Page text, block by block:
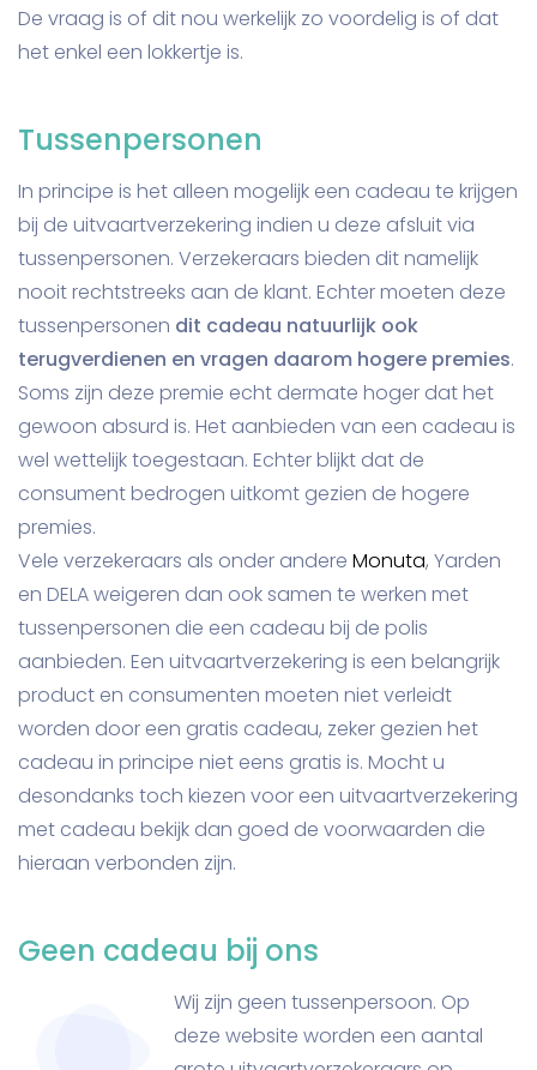
De vraag is of dit nou werkelijk zo voordelig is of dat
het enkel een lokkertje is.
Tussenpersonen
In principe is het alleen mogelijk een cadeau te krijgen
bij de uitvaartverzekering indien u deze afsluit via
tussenpersonen. Verzekeraars bieden dit namelijk
nooit rechtstreeks aan de klant. Echter moeten deze
tussenpersonen dit cadeau natuurlijk ook
terugverdienen en vragen daarom hogere premies.
Soms zijn deze premie echt dermate hoger dat het
gewoon absurd is. Het aanbieden van een cadeau is
wel wettelijk toegestaan. Echter blijkt dat de
consument bedrogen uitkomt gezien de hogere
premies.
Vele verzekeraars als onder andere Monuta, Yarden
en DELA weigeren dan ook samen te werken met
tussenpersonen die een cadeau bij de polis
aanbieden. Een uitvaartverzekering is een belangrijk
product en consumenten moeten niet verleidt
worden door een gratis cadeau, zeker gezien het
cadeau in principe niet eens gratis is. Mocht u
desondanks toch kiezen voor een uitvaartverzekering
met cadeau bekijk dan goed de voorwaarden die
hieraan verbonden zijn.
Geen cadeau bij ons
Wij zijn geen tussenpersoon. Op
deze website worden een aantal